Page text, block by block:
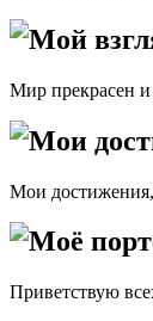
Мой
Мир прекрасен и
Мои
Мои
Моё
Приветствую